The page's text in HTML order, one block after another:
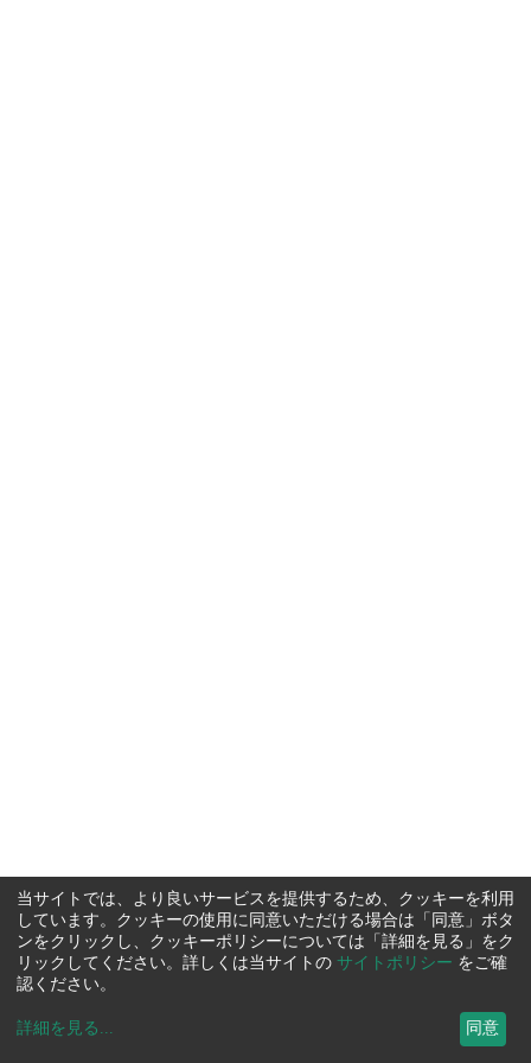
当サイトでは、より良いサービスを提供するため、クッキーを利用
しています。クッキーの使用に同意いただける場合は「同意」ボタ
ンをクリックし、クッキーポリシーについては「詳細を見る」をク
リックしてください。詳しくは当サイトの サイトポリシー をご確
認ください。
詳細を見る ... 同意